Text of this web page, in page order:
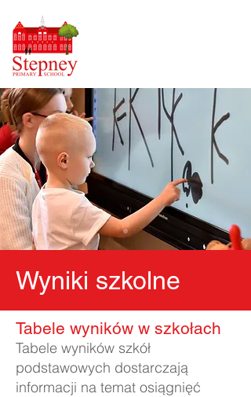
Wyniki szkolne
Tabele wyników w szkołach
Tabele wyników szkół
podstawowych dostarczają
informacji na temat osiągnięć